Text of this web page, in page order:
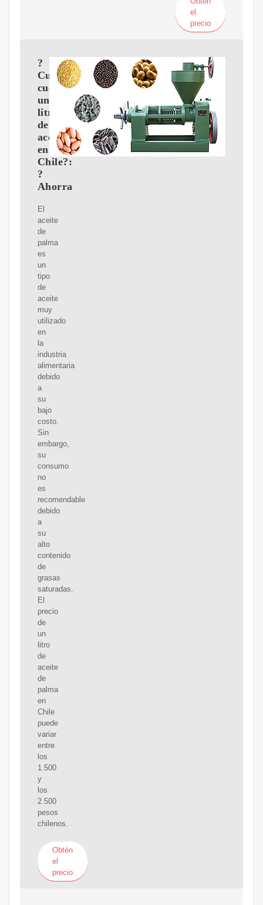
el
precio
?
Cuánto
cuesta
un
litro
de
aceite
en
Chile?:
?
Ahorra
El
aceite
de
palma
es
un
tipo
de
aceite
muy
utilizado
en
la
industria
alimentaria
debido
a
su
bajo
costo.
Sin
embargo,
su
consumo
no
es
recomendable
debido
a
su
alto
contenido
de
grasas
saturadas.
El
precio
de
un
litro
de
aceite
de
palma
en
Chile
puede
variar
entre
los
1.500
y
los
2.500
pesos
chilenos.
Obtén
el
precio